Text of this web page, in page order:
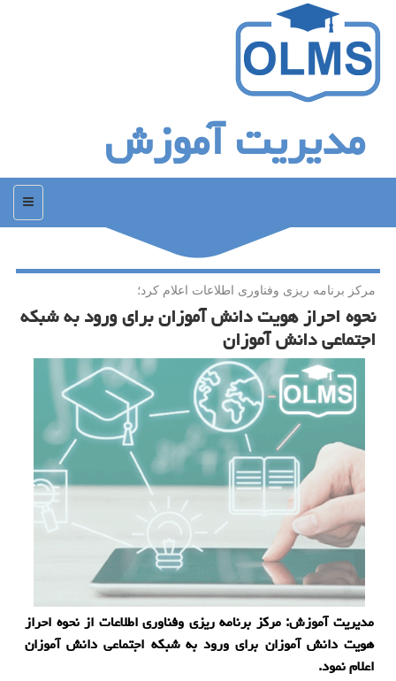
مدیریت آموزش
منو
مركز برنامه ریزی وفناوری اطلاعات اعلام كرد؛
نحوه احراز هویت دانش آموزان برای ورود به شبكه
اجتماعی دانش آموزان
مدیریت آموزش: مركز برنامه ریزی وفناوری اطلاعات از نحوه احراز
هویت دانش آموزان برای ورود به شبكه اجتماعی دانش آموزان
اعلام نمود.